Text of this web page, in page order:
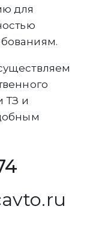
для
ТЗ и